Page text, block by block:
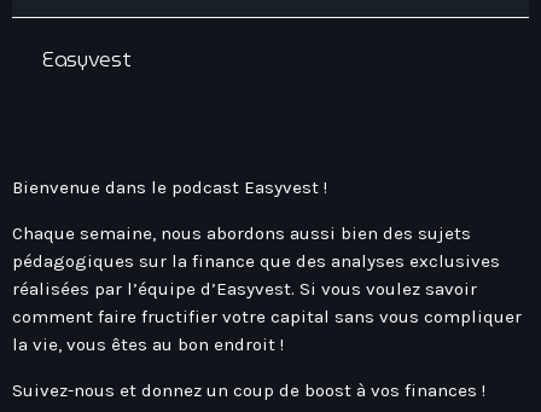
Easyvest
Bienvenue dans le podcast Easyvest !
Chaque semaine, nous abordons aussi bien des sujets
pédagogiques sur la finance que des analyses exclusives
réalisées par l’équipe d’Easyvest. Si vous voulez savoir
comment faire fructifier votre capital sans vous compliquer
la vie, vous êtes au bon endroit !
Suivez-nous et donnez un coup de boost à vos finances !